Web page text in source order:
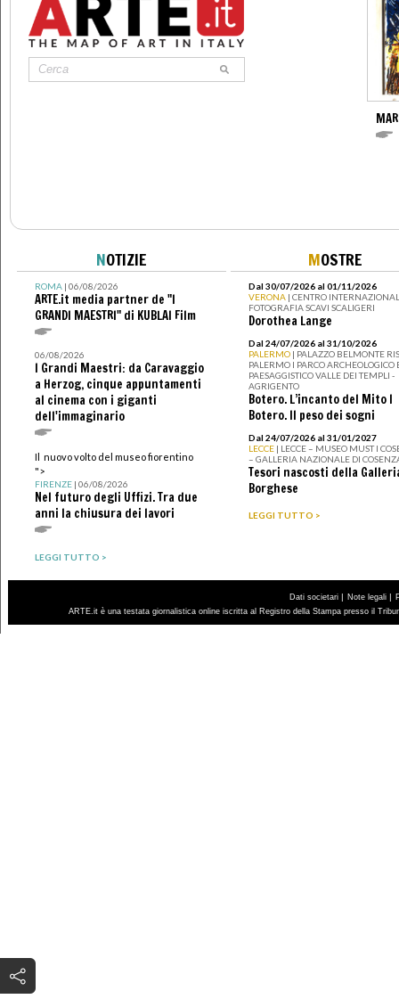
NOTIZIE
ROMA| 06/08/2026
ARTE.it media partner de "I
GRANDI MAESTRI" di KUBLAI Film
06/08/2026
I Grandi Maestri: da Caravaggio
a Herzog, cinque appuntamenti
al cinema con i giganti
dell'immaginario
Il nuovo volto del museo fiorentino
">
FIRENZE| 06/08/2026
Nel futuro degli Uffizi. Tra due
anni la chiusura dei lavori
LEGGI TUTTO >
MOSTRE
Dal 30/07/2026 al 01/11/2026
VERONA | CENTRO
FOTOGRAFIA SCAVI SCALIGERI
Dorothea Lange
Dal 24/07/2026 al 31/10/2026
PALERMO | PALAZZO BELMONTE
PALERMO I PARCO ARCHEOLOGICO
PAESAGGISTICO VALLE DEI TEMPLI -
AGRIGENTO
Botero. L’incanto del Mito I
Botero. Il peso dei sogni
Dal 24/07/2026 al 31/01/2027
LECCE | LECCE – MUSEO MUST I
– GALLERIA NAZIONALE DI
Tesori nascosti della
Borghese
LEGGI TUTTO >
Dati societari | Note legali |
ARTE.it è una testata giornalistica online iscritta al Registro della Stampa presso il